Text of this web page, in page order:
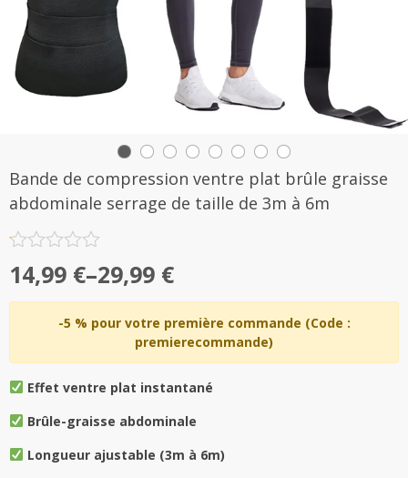
Bande de compression ventre plat brûle graisse
abdominale serrage de taille de 3m à 6m
0.1
sur
5
14,99 €–29,99 €
-5 % pour votre première commande (Code :
premierecommande)
Effet ventre plat instantané
Brûle-graisse abdominale
Longueur ajustable (3m à 6m)